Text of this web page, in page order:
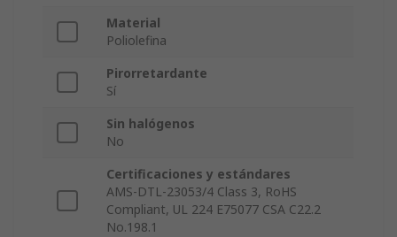
Material
Poliolefina
Pirorretardante
Sí
Sin halógenos
No
Certificaciones y estándares
AMS-DTL-23053/4 Class 3, RoHS
Compliant, UL 224 E75077 CSA C22.2
No.198.1